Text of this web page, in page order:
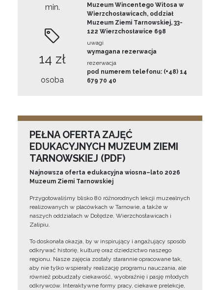
min.
14 zł
osoba
Muzeum Wincentego Witosa w
Wierzchosławicach, oddział
Muzeum Ziemi Tarnowskiej, 33-
122 Wierzchosławice 698
uwagi
wymagana rezerwacja
rezerwacja
pod numerem telefonu: (+48) 14
679 70 40
PEŁNA OFERTA ZAJĘĆ
EDUKACYJNYCH MUZEUM ZIEMI
TARNOWSKIEJ (PDF)
Najnowsza oferta edukacyjna wiosna–lato 2026
Muzeum Ziemi Tarnowskiej
Przygotowaliśmy blisko 80 różnorodnych lekcji muzealnych
realizowanych w placówkach w Tarnowie, a także w
naszych oddziałach w Dołędze, Wierzchosławicach i
Zalipiu.
To doskonała okazja, by w inspirujący i angażujący sposób
odkrywać historię, kulturę oraz dziedzictwo naszego
regionu. Nasze zajęcia zostały starannie opracowane tak,
aby nie tylko wspierały realizację programu nauczania, ale
również pobudzały ciekawość, wyobraźnię i pasję młodych
odkrywców. Interaktywne formy pracy, ciekawe prelekcje,